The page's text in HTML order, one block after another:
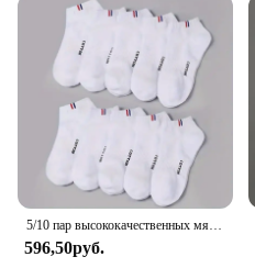
5/10 пар высококачественных мягких и удобных мужских спортивных носков, летние впитывающие пот дышащие и повседневные носки
596,50руб.